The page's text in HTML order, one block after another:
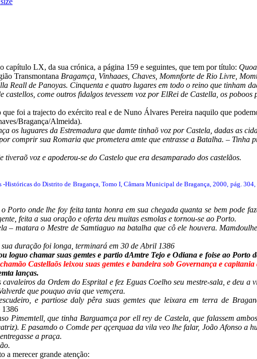
LX, da sua crónica, a página 159 e seguintes, que tem por título:
Transmontana Bragamça, Vinhaaes, Chaves, Momnforte de Rio Livre,
Reall de Panoyas. Cinquenta e quatro lugares em todo o reino que tinham
castellos, come outros fidalgos tevessem voz por ElRei de Castella, os poboos
foi a trajecto do exército real e de Nuno Álvares Pereira naquilo que
Bragança/Almeida).
os luguares da Estremadura que damte tinhaõ voz por Castela, dadas as
comprir sua Romaria que prometera amte que entrasse a Batalha. – Tinha
voz e apoderou-se do Castelo que era desamparado dos castelãos.
do Distrito de Bragança, Tomo I, Câmara Municipal de Bragança, 2000, pág.
onde lhe foy feita tanta honra em sua chegada quanta se bem pode
feita a sua oração e oferta deu muitas esmolas e tornou-se ao Porto.
– matara o Mestre de Samtiaguo na batalha que cô ele houvera.
duração foi longa, terminará em 30 de Abril 1386
chamar suas gemtes e partio dAmtre Tejo e Odiana e foise ao Porto
Castellaõs leixou suas gemtes e bandeira sob Governança e capitania
lanças.
da Ordem do Esprital e fez Eguas Coelho seu mestre-sala, e deu a
que pouquo avia que vemçera.
e partiose daly pêra suas gemtes que leixara em terra de
1386
Pimemtell, que tinha Barguamça por ell rey de Castela, que falassem
E pasamdo o Comde per qçerquaa da vila veo lhe falar, João Afonso a
a praça.
a merecer grande atenção: